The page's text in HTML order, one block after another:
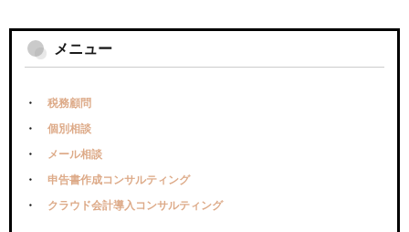
メニュー
税務顧問
個別相談
メール相談
申告書作成コンサルティング
クラウド会計導入コンサルティング